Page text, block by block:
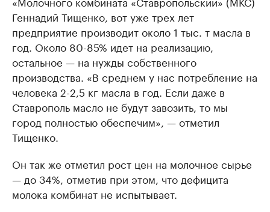
Геннадий Тищенко, вот уже трех лет
предприятие производит около 1 тыс. т масла в
год. Около 80-85% идет на реализацию,
остальное — на нужды собственного
производства. «В среднем у нас потребление на
человека 2-2,5 кг масла в год. Если даже в
Ставрополь масло не будут завозить, то мы
город полностью обеспечим», — отметил
Тищенко.
Он так же отметил рост цен на молочное сырье
— до 34%, отметив при этом, что дефицита
молока комбинат не испытывает.